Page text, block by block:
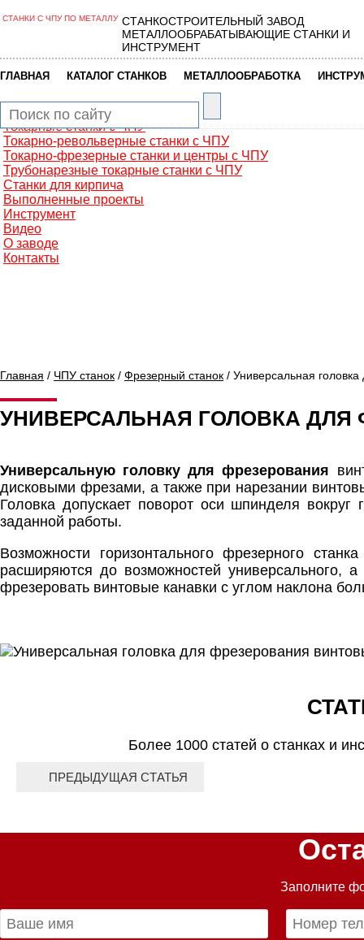
Главная
Фрезерные обрабатывающие центры
Сверлильно-фрезерные станки
Промышленные роботы манипуляторы
Токарные автоматы с ЧПУ
Токарные станки с ЧПУ
Токарно-револьверные станки с ЧПУ
Токарно-фрезерные станки и центры с ЧПУ
Трубонарезные токарные станки с ЧПУ
Станки для кирпича
Выполненные проекты
Инструмент
Видео
О заводе
Контакты
СТАНКИ С ЧПУ ПО МЕТАЛЛУ СТАНКОСТРОИТЕЛЬНЫЙ ЗАВОД
МЕТАЛЛООБРАБАТЫВАЮЩИЕ СТАНКИ И
ИНСТРУМЕНТ
ГЛАВНАЯ КАТАЛОГ СТАНКОВ МЕТАЛЛООБРАБОТКА
Главная / ЧПУ станок / Фрезерный станок / Универсальная
УНИВЕРСАЛЬНАЯ ГОЛОВКА ДЛЯ
Универсальную головку для фрезерования
дисковыми фрезами, а также при нарезании
Головка допускает поворот оси шпинделя
заданной работы.
Возможности горизонтального фрезерного
расширяются до возможностей универсального,
фрезеровать винтовые канавки с углом наклона
Более 1000 статей о станках и
ПРЕДЫДУЩАЯ СТАТЬЯ
Заполните